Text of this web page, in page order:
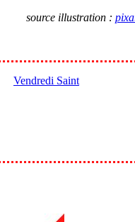
source illustration :
Vendredi Saint